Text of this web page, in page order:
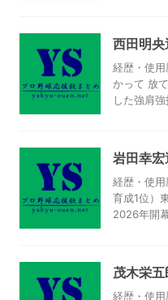
西田明
経歴・使
かって 放
した強肩
岩田幸
経歴・使
育成1位）
2026年開
茂木栄
経歴・使